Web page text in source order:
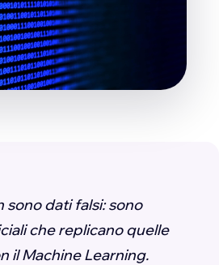
sono dati falsi: sono
che replicano quelle
il Machine Learning.